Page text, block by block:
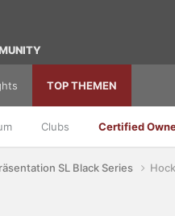
Clubs Certified
TOP THEMEN
SL Black Series